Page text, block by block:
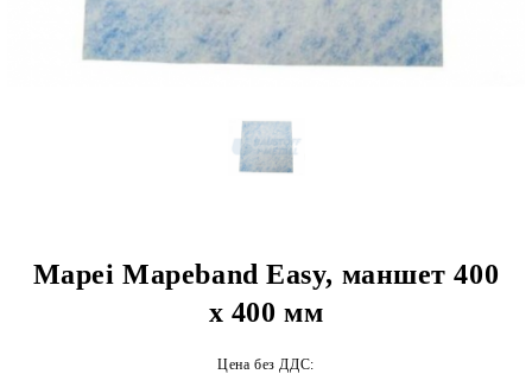
Mapei Mapeband Easy, маншет 400
х 400 мм
Цена без ДДС: